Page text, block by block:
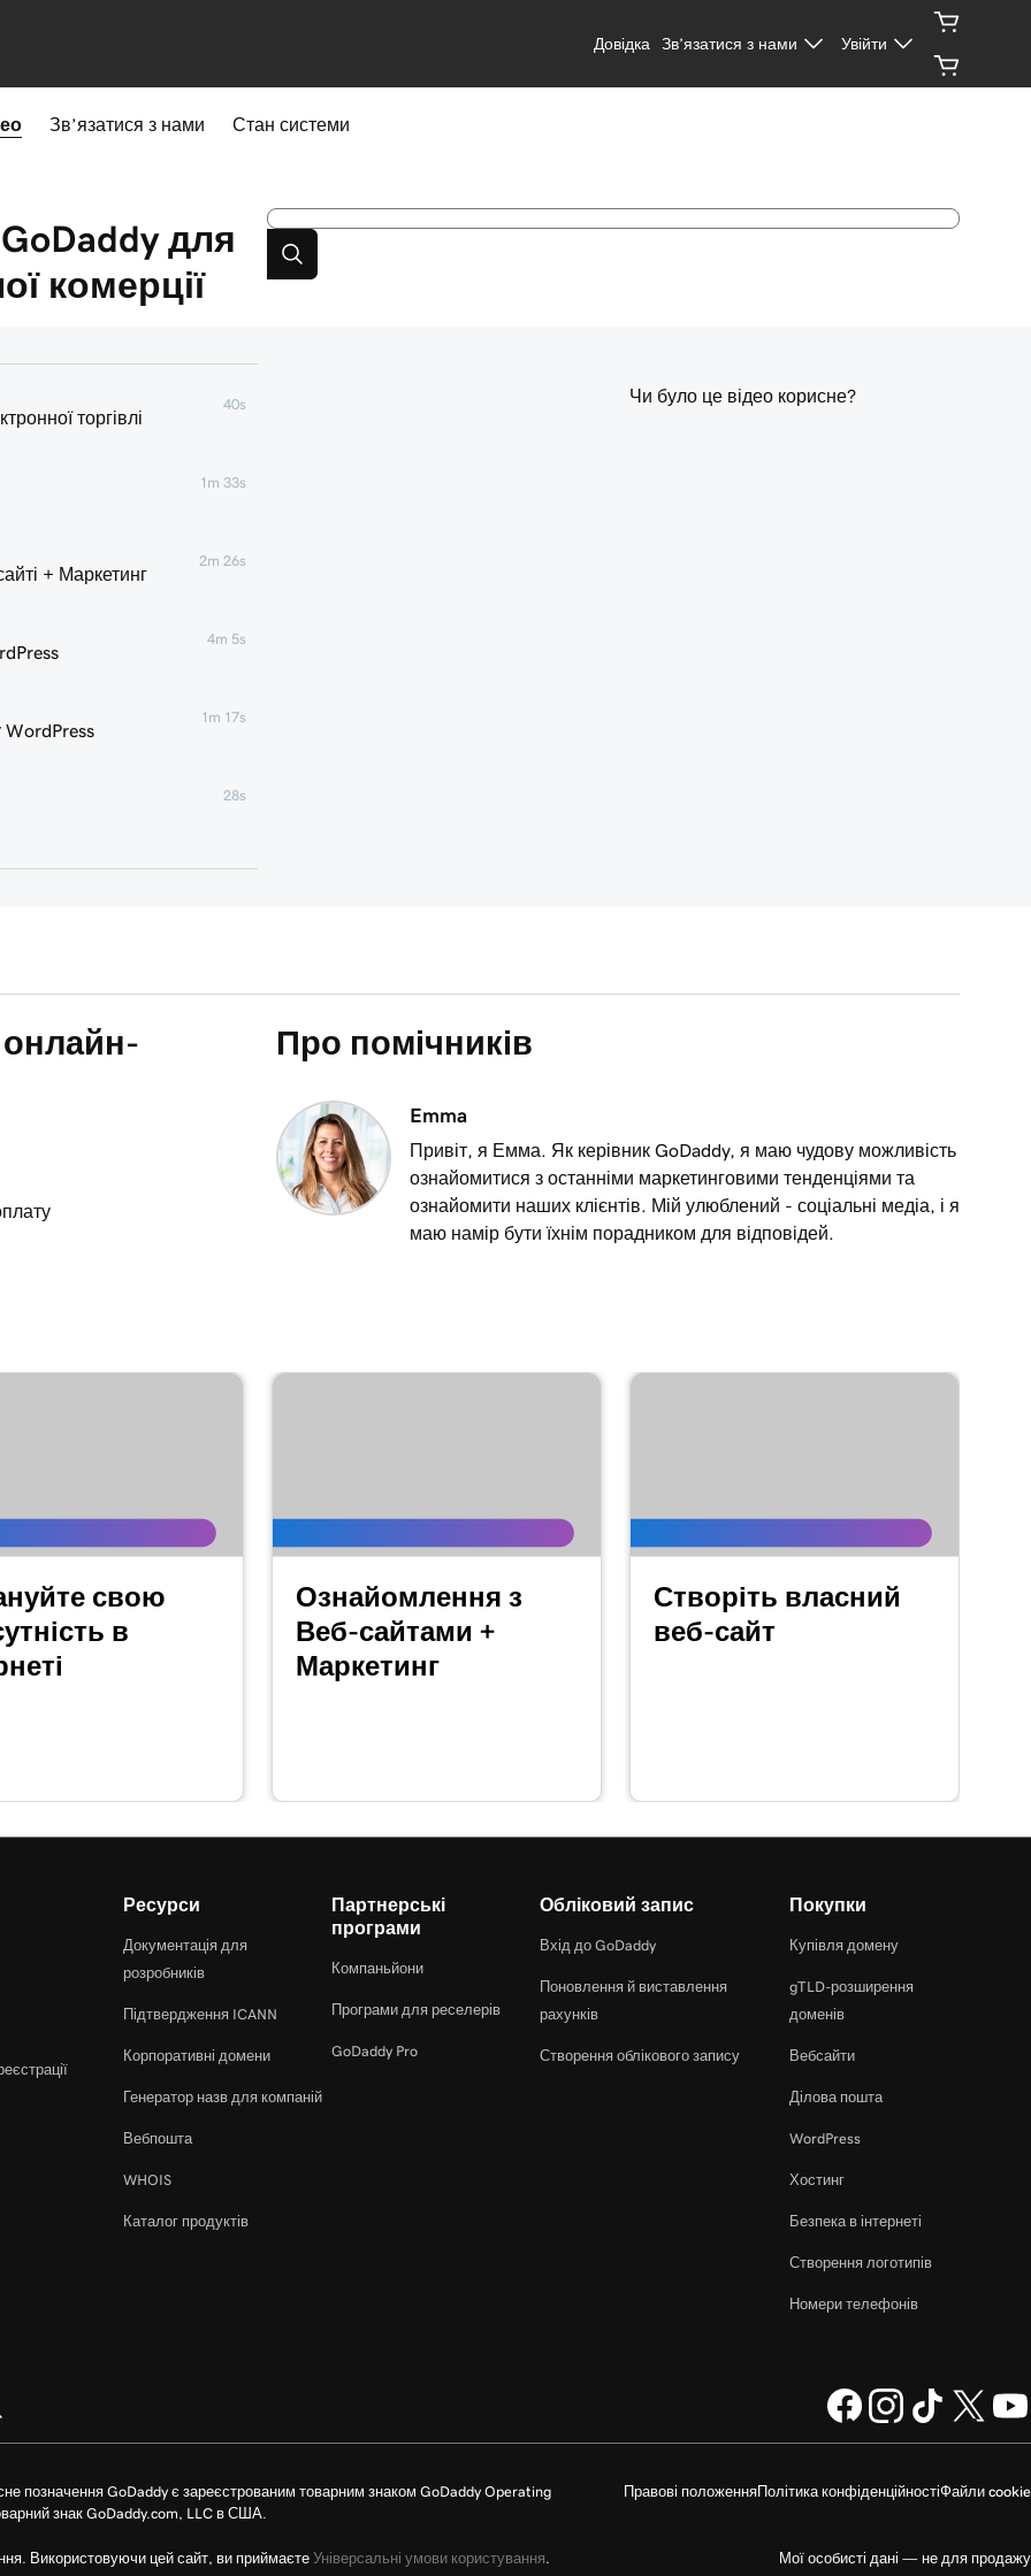
Довідка Зв’язатися з нами Увійти
Зв’язатися з нами Стан системи
для
комерції
торгівлі
40s
1m 33s
+ Маркетинг
2m 26s
4m 5s
WordPress
1m 17s
28s
35s
оплату
1m 12s
Чи було це відео корисне?
онлайн-
Про помічників
Emma
Привіт, я Емма. Як керівник GoDaddy, я маю чудову можливість
ознайомитися з останніми маркетинговими тенденціями та
ознайомити наших клієнтів. Мій улюблений - соціальні медіа, і я
маю намір бути їхнім порадником для відповідей.
свою
в
Ознайомлення з
Веб-сайтами +
Маркетинг
Створіть власний
веб-сайт
Ресурси
Документація для
розробників
Підтвердження ICANN
Корпоративні домени
Генератор назв для компаній
Вебпошта
WHOIS
Каталог продуктів
Партнерські
програми
Компаньйони
Програми для реселерів
GoDaddy Pro
Обліковий запис
Вхід до GoDaddy
Поновлення й виставлення
рахунків
Створення облікового запису
Покупки
Купівля домену
gTLD-розширення
доменів
Вебсайти
Ділова пошта
WordPress
Хостинг
Безпека в інтернеті
Створення логотипів
Номери телефонів
Правові положення Політика конфіденційностіФайли cookie
Мої особисті дані — не для продажу
позначення GoDaddy є зареєстрованим товарним знаком GoDaddy Operating
знак GoDaddy.com, LLC в США.
Використовуючи цей сайт, ви приймаєте Універсальні умови користування.